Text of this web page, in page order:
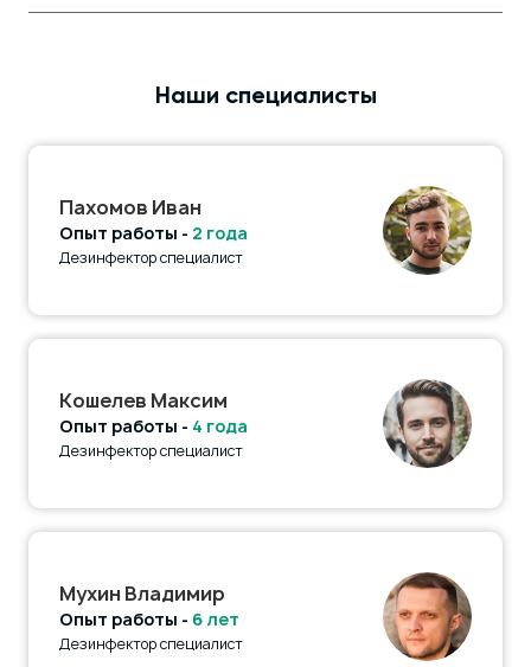
Наши специалисты
Пахомов Иван
Опыт работы - 2 года
Дезинфектор специалист
Кошелев Максим
Опыт работы - 4 года
Дезинфектор специалист
Мухин Владимир
Опыт работы - 6 лет
Дезинфектор специалист